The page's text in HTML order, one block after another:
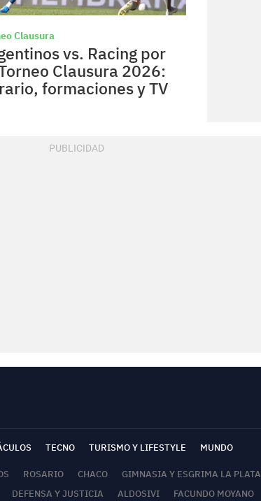
Clausura
vs. Racing por
Clausura 2026:
formaciones y TV
TECNO TURISMO Y LIFESTYLE MUNDO
ROSARIO CHACO
GIMNASIA Y ESGRIMA LA PLATA
DEFENSA Y JUSTICIA ALDOSIVI FACUNDO MOYANO